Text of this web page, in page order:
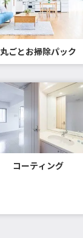
丸ごとお掃除パック
コーティング